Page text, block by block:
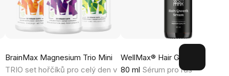
BrainMax Magnesium Trio Mini
TRIO set hořčíků pro celý den v
WellMax® Hair Growth Serum,
80 ml Sérum pro růst vlasů a